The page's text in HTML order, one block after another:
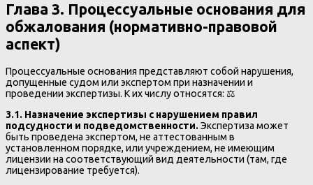
Глава 3. Процессуальные основания для
обжалования (нормативно-правовой
аспект)
Процессуальные основания представляют собой нарушения,
допущенные судом или экспертом при назначении и
проведении экспертизы. К их числу относятся: ⚖️
3.1. Назначение экспертизы с нарушением правил
подсудности и подведомственности.Экспертиза может
быть проведена экспертом, не аттестованным в
установленном порядке, или учреждением, не имеющим
лицензии на соответствующий вид деятельности (там, где
лицензирование требуется).